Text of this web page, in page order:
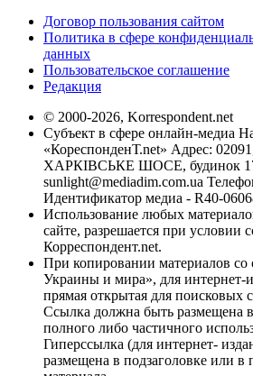
Договор пользования сайтом
Политика в сфере
данных
Пользовательское соглашение
Редакция
© 2000-2026, Korrespondent.net
Субъект в сфере онлайн-медиа
«КореспонденТ.net» Адрес:
ХАРКІВСЬКЕ ШОСЕ, будинок
sunlight@mediadim.com.ua
Идентификатор медиа - R40-
Использование любых
сайте, разрешается при условии
Корреспондент.net.
При копировании материалов
Украины и мира», для интернет-
прямая открытая для поисковых
Ссылка должна быть размещена
полного либо частичного
Гиперссылка (для интернет-
размещена в подзаголовке или в